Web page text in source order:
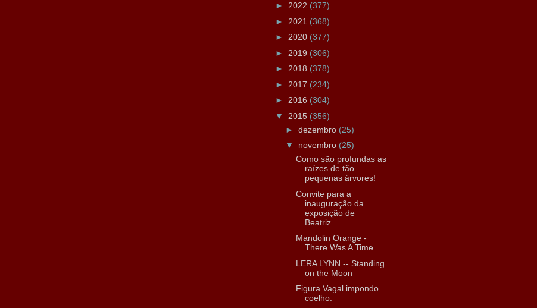
► 2022 (377)
► 2021 (368)
► 2020 (377)
► 2019 (306)
► 2018 (378)
► 2017 (234)
► 2016 (304)
▼ 2015 (356)
► dezembro (25)
▼ novembro (25)
Como são profundas as
raízes de tão
pequenas árvores!
Convite para a
inauguração da
exposição de
Beatriz...
Mandolin Orange -
There Was A Time
LERA LYNN -- Standing
on the Moon
Figura Vagal impondo
coelho.